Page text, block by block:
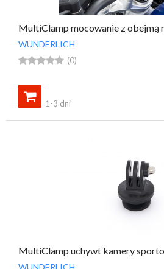
MultiClamp mocowanie z obejmą
WUNDERLICH
 (0)

1-3 dni
MultiClamp uchywt kamery
WUNDERLICH